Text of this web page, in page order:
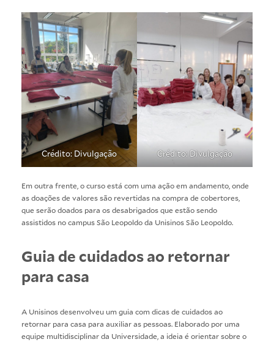
Crédito: Divulgação Crédito: Divulgação
Em outra frente, o curso está com uma ação em andamento, onde
as doações de valores são revertidas na compra de cobertores,
que serão doados para os desabrigados que estão sendo
assistidos no campus São Leopoldo da Unisinos São Leopoldo.
Guia de cuidados ao retornar
para casa
A Unisinos desenvolveu um guia com dicas de cuidados ao
retornar para casa para auxiliar as pessoas. Elaborado por uma
equipe multidisciplinar da Universidade, a ideia é orientar sobre o